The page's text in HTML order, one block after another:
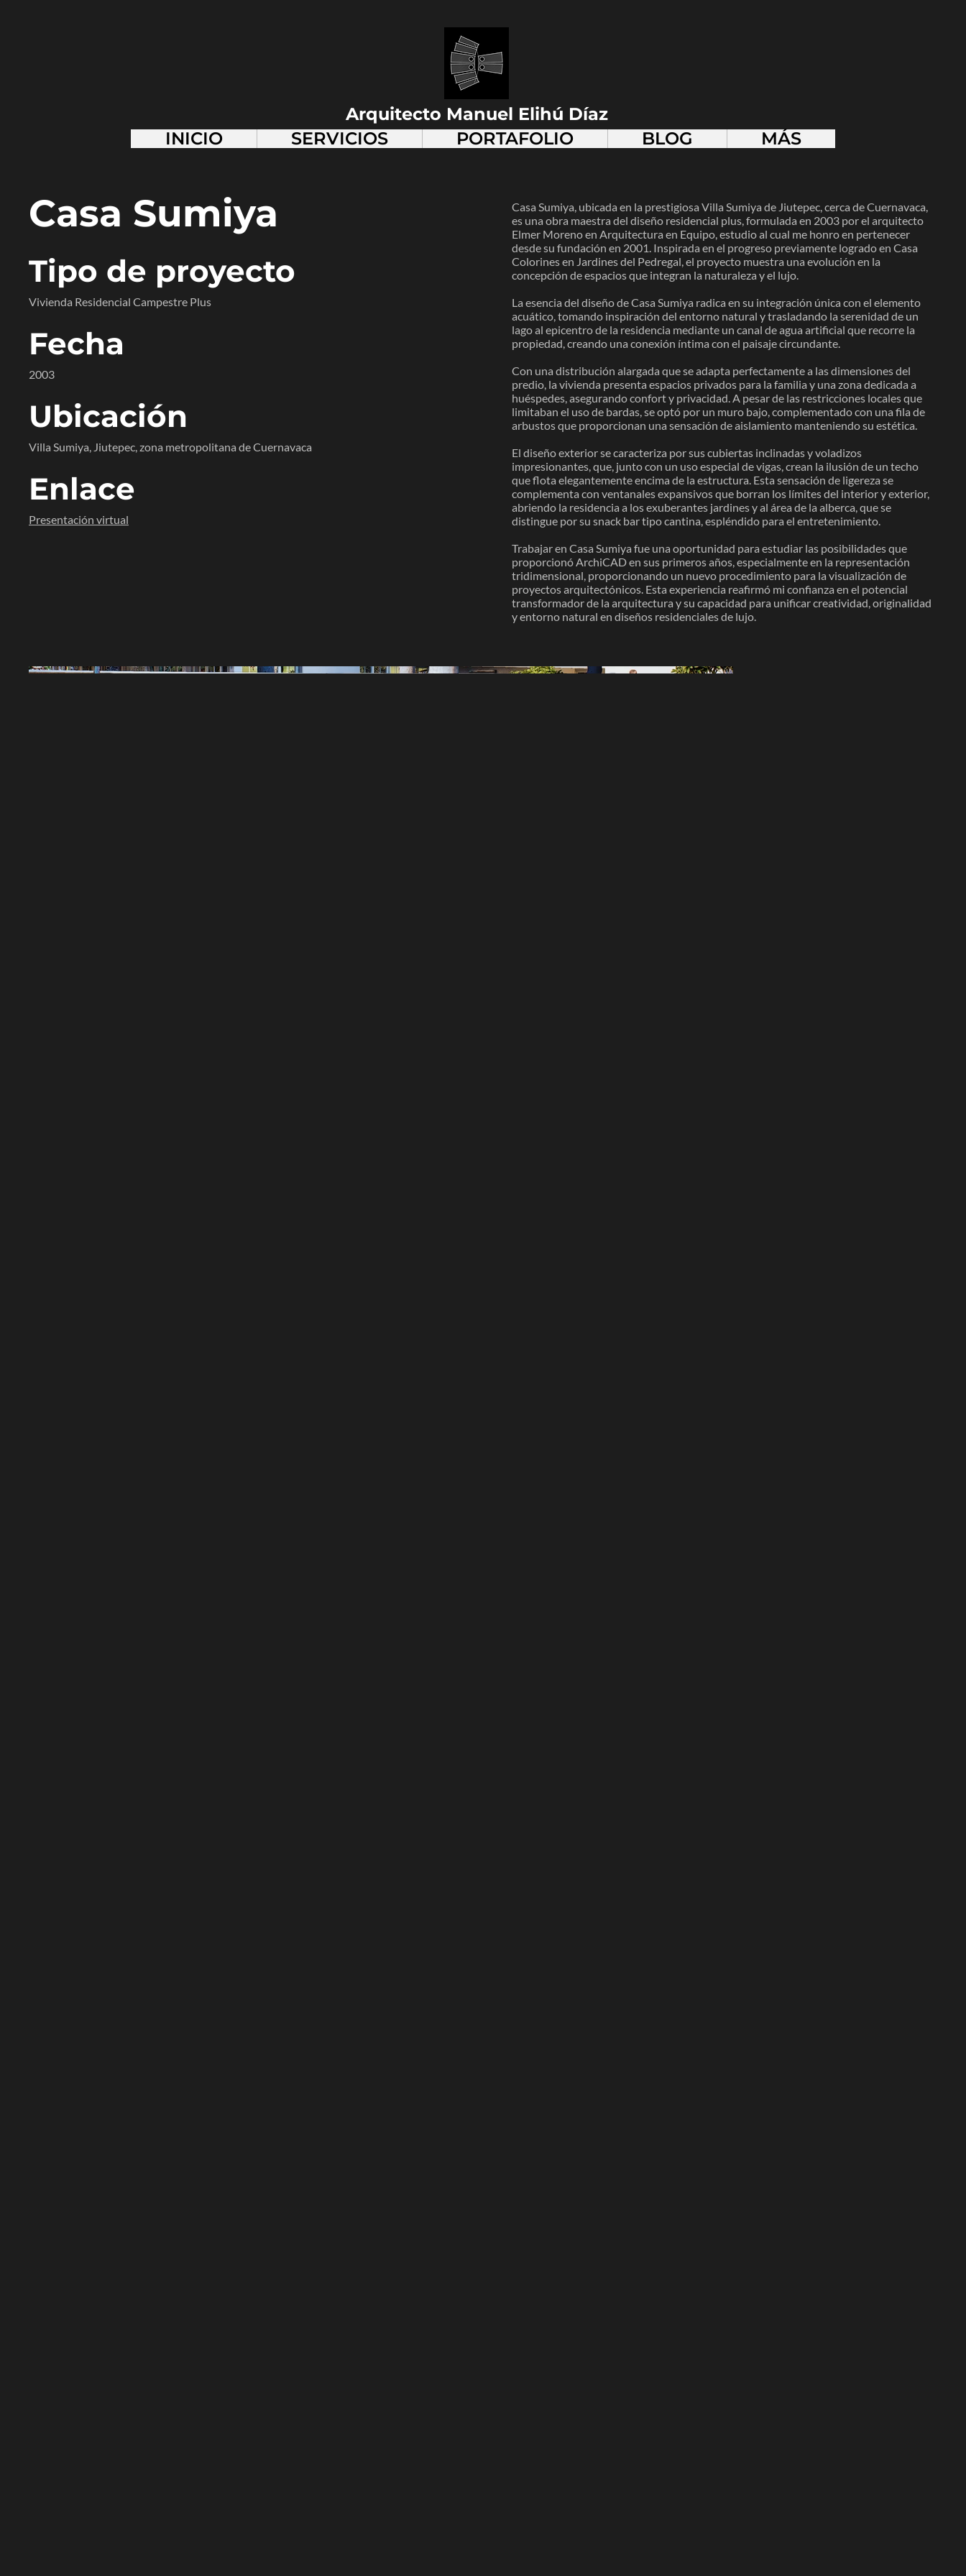
Arquitecto Manuel Elihú Díaz
INICIO
SERVICIOS PORTAFOLIO BLOG MÁS
Casa Sumiya
Tipo de proyecto
Vivienda Residencial Campestre Plus
Fecha
2003
Ubicación
Villa Sumiya, Jiutepec, zona metropolitana de Cuernavaca
Enlace
Presentación virtual
Casa Sumiya, ubicada en la prestigiosa Villa Sumiya de Jiutepec, cerca de Cuernavaca,
es una obra maestra del diseño residencial plus, formulada en 2003 por el arquitecto
Elmer Moreno en Arquitectura en Equipo, estudio al cual me honro en pertenecer
desde su fundación en 2001. Inspirada en el progreso previamente logrado en Casa
Colorines en Jardines del Pedregal, el proyecto muestra una evolución en la
concepción de espacios que integran la naturaleza y el lujo.
La esencia del diseño de Casa Sumiya radica en su integración única con el elemento
acuático, tomando inspiración del entorno natural y trasladando la serenidad de un
lago al epicentro de la residencia mediante un canal de agua artificial que recorre la
propiedad, creando una conexión íntima con el paisaje circundante.
Con una distribución alargada que se adapta perfectamente a las dimensiones del
predio, la vivienda presenta espacios privados para la familia y una zona dedicada a
huéspedes, asegurando confort y privacidad. A pesar de las restricciones locales que
limitaban el uso de bardas, se optó por un muro bajo, complementado con una fila de
arbustos que proporcionan una sensación de aislamiento manteniendo su estética.
El diseño exterior se caracteriza por sus cubiertas inclinadas y voladizos
impresionantes, que, junto con un uso especial de vigas, crean la ilusión de un techo
que flota elegantemente encima de la estructura. Esta sensación de ligereza se
complementa con ventanales expansivos que borran los límites del interior y exterior,
abriendo la residencia a los exuberantes jardines y al área de la alberca, que se
distingue por su snack bar tipo cantina, espléndido para el entretenimiento.
Trabajar en Casa Sumiya fue una oportunidad para estudiar las posibilidades que
proporcionó ArchiCAD en sus primeros años, especialmente en la representación
tridimensional, proporcionando un nuevo procedimiento para la visualización de
proyectos arquitectónicos. Esta experiencia reafirmó mi confianza en el potencial
transformador de la arquitectura y su capacidad para unificar creatividad, originalidad
y entorno natural en diseños residenciales de lujo.